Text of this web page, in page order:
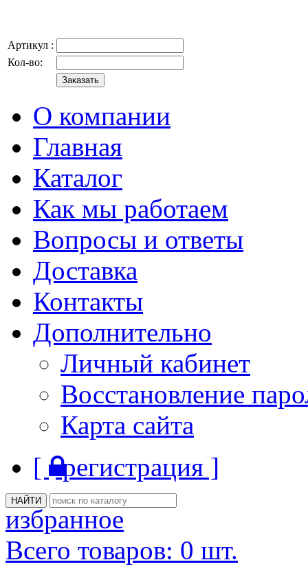
Артикул :
Кол-во:
О компании
Главная
Каталог
Как мы работаем
Вопросы и ответы
Доставка
Контакты
Дополнительно
Личный кабинет
Восстановление
Карта сайта
[ регистрация ]
избранное
Всего товаров: 0 шт.